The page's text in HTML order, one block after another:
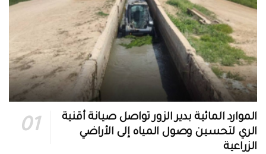
الموارد المائية بدير الزور تواصل صيانة أقنية
الري لتحسين وصول المياه إلى الأراضي
الزراعية